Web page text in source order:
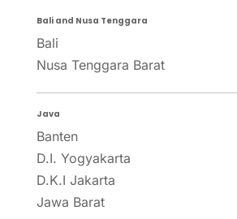
Bali and Nusa Tenggara
Bali
Nusa Tenggara Barat
Java
Banten
D.I. Yogyakarta
D.K.I Jakarta
Jawa Barat